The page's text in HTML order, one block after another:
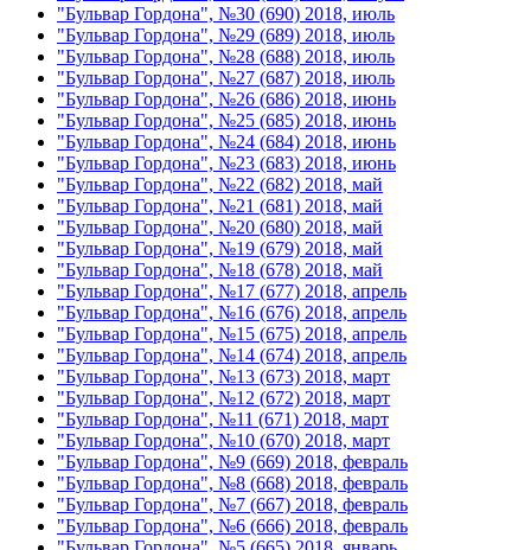
"Бульвар Гордона", №30 (690) 2018, июль
"Бульвар Гордона", №29 (689) 2018, июль
"Бульвар Гордона", №28 (688) 2018, июль
"Бульвар Гордона", №27 (687) 2018, июль
"Бульвар Гордона", №26 (686) 2018, июнь
"Бульвар Гордона", №25 (685) 2018, июнь
"Бульвар Гордона", №24 (684) 2018, июнь
"Бульвар Гордона", №23 (683) 2018, июнь
"Бульвар Гордона", №22 (682) 2018, май
"Бульвар Гордона", №21 (681) 2018, май
"Бульвар Гордона", №20 (680) 2018, май
"Бульвар Гордона", №19 (679) 2018, май
"Бульвар Гордона", №18 (678) 2018, май
"Бульвар Гордона", №17 (677) 2018, апрель
"Бульвар Гордона", №16 (676) 2018, апрель
"Бульвар Гордона", №15 (675) 2018, апрель
"Бульвар Гордона", №14 (674) 2018, апрель
"Бульвар Гордона", №13 (673) 2018, март
"Бульвар Гордона", №12 (672) 2018, март
"Бульвар Гордона", №11 (671) 2018, март
"Бульвар Гордона", №10 (670) 2018, март
"Бульвар Гордона", №9 (669) 2018, февраль
"Бульвар Гордона", №8 (668) 2018, февраль
"Бульвар Гордона", №7 (667) 2018, февраль
"Бульвар Гордона", №6 (666) 2018, февраль